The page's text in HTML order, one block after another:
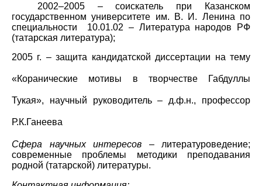
2002–2005 –соискатель при Казанском
государственном университете им. В. И. Ленина по
специальности 10.01.02 – Литература народов РФ
(татарская литература);
2005 г. – защита кандидатской диссертации на тему
«Коранические мотивы в творчестве Габдуллы
Тукая», научный руководитель – д.ф.н., профессор
Р.К.Ганеева
Сфера научных интересов – литературоведение;
современные проблемы методики преподавания
родной (татарской) литературы.